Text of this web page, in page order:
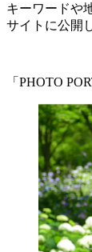
キーワードや
サイトに公開
「PHOTO